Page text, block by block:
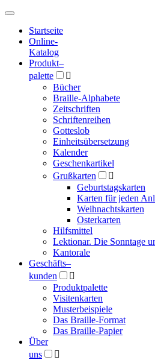
Hauptmenü
Hauptmenü
Startseite
Online-
Katalog
Produkt–
palette

Bücher
Braille-Alphabete
Zeitschriften
Schriftenreihen
Gotteslob
Einheitsübersetzung
Kalender
Geschenkartikel
Grußkarten

Geburtstagskarten
Karten für jeden
Weihnachtskarten
Osterkarten
Hilfsmittel
Lektionar. Die Sonntage
Kantorale
Geschäfts­–
kunden

Produktpalette
Visitenkarten
Musterbeispiele
Das Braille-Format
Das Braille-Papier
Über
uns
